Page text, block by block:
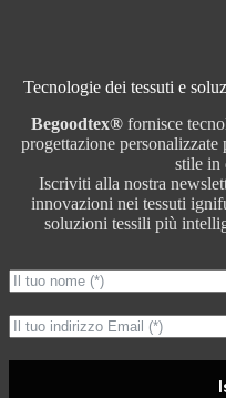
Tecnologie dei tessuti e
Begoodtex® fornisce
progettazione personalizzate
stile in
Iscriviti alla nostra
innovazioni nei tessuti
soluzioni tessili più